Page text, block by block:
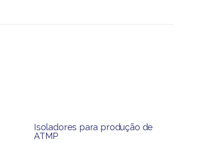
Isoladores para produção de
ATMP​